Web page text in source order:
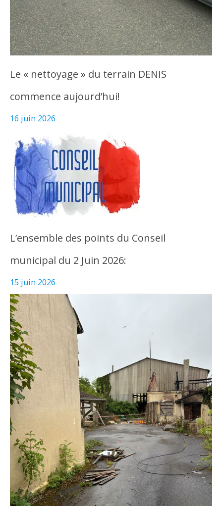
Le « nettoyage » du terrain DENIS
commence aujourd’hui!
16 juin 2026
L’ensemble des points du Conseil
municipal du 2 Juin 2026:
15 juin 2026